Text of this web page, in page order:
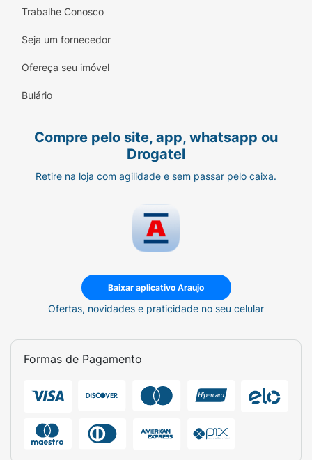
Trabalhe Conosco
Seja um fornecedor
Ofereça seu imóvel
Bulário
Compre pelo site, app, whatsapp ou
Drogatel
Retire na loja com agilidade e sem passar pelo caixa.
Baixar aplicativo Araujo
Ofertas, novidades e praticidade no seu celular
Formas de Pagamento